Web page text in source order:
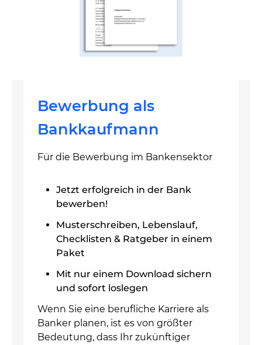
Bewerbung als
Bankkaufmann
Für die Bewerbung im Bankensektor
Jetzt erfolgreich in der Bank
bewerben!
Musterschreiben, Lebenslauf,
Checklisten & Ratgeber in einem
Paket
Mit nur einem Download sichern
und sofort loslegen
Wenn Sie eine berufliche Karriere als
Banker planen, ist es von größter
Bedeutung, dass Ihr zukünftiger